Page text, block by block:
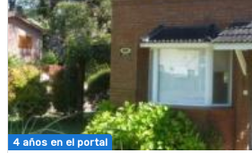
4 años en el portal